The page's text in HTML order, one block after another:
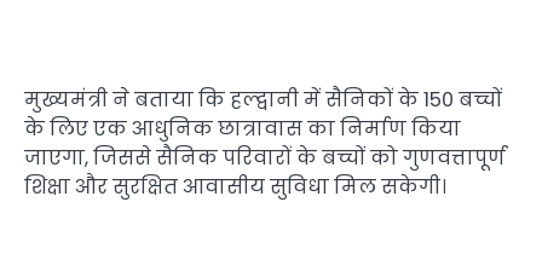
मुख्यमंत्री ने बताया कि हल्द्वानी में सैनिकों के 150 बच्चों
के लिए एक आधुनिक छात्रावास का निर्माण किया
जाएगा, जिससे सैनिक परिवारों के बच्चों को गुणवत्तापूर्ण
शिक्षा और सुरक्षित आवासीय सुविधा मिल सकेगी।